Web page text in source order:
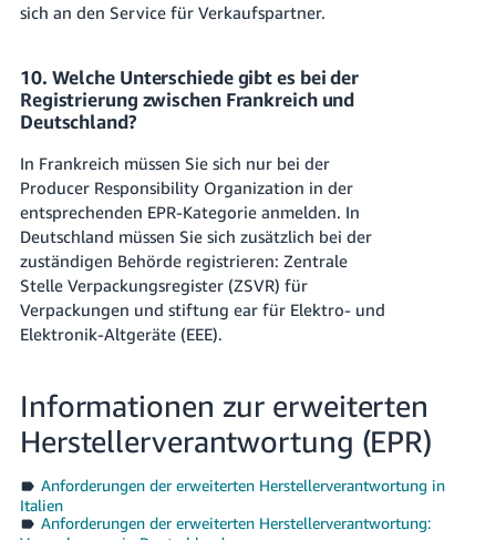
sich an den Service für Verkaufspartner.
10. Welche Unterschiede gibt es bei der
Registrierung zwischen Frankreich und
Deutschland?
In Frankreich müssen Sie sich nur bei der
Producer Responsibility Organization in der
entsprechenden EPR-Kategorie anmelden. In
Deutschland müssen Sie sich zusätzlich bei der
zuständigen Behörde registrieren: Zentrale
Stelle Verpackungsregister (ZSVR) für
Verpackungen und stiftung ear für Elektro- und
Elektronik-Altgeräte (EEE).
Informationen zur erweiterten
Herstellerverantwortung (EPR)
Anforderungen der erweiterten Herstellerverantwortung in
Italien
Anforderungen der erweiterten Herstellerverantwortung: